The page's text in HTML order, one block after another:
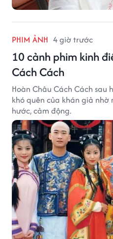
PHIM ẢNH 4 giờ trước
10 cảnh phim kinh
Cách Cách
Hoàn Châu Cách Cách sau
khó quên của khán giả
hước, cảm động.